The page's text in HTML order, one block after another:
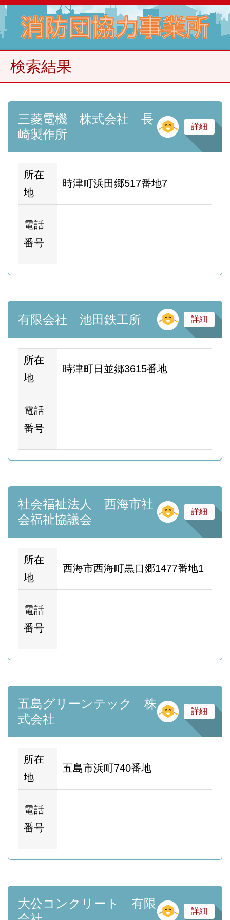
検索結果
三菱電機 株式会社 長
崎製作所
そ
詳細
所在
地
時津町浜田郷517番地7
電話
番号
有限会社 池田鉄工所 そ
詳細
所在
地
時津町日並郷3615番地
電話
番号
社会福祉法人 西海市社
会福祉協議会
そ
詳細
所在
地
西海市西海町黒口郷1477番地1
電話
番号
五島グリーンテック 株
式会社
そ
詳細
所在
地
五島市浜町740番地
電話
番号
大公コンクリート 有限
そ
詳細